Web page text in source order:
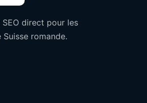
direct pour les
romande.